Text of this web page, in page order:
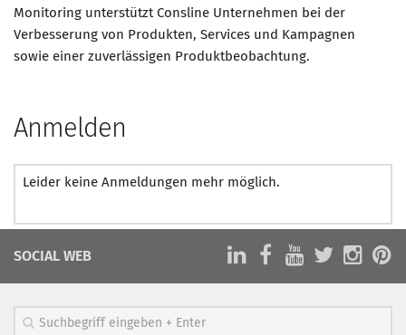
Monitoring unterstützt Consline Unternehmen bei der
Verbesserung von Produkten, Services und Kampagnen
sowie einer zuverlässigen Produktbeobachtung.
Anmelden
Leider keine Anmeldungen mehr möglich.
SOCIAL WEB